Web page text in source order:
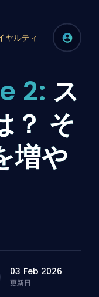
ヤルティ
2: ス
？ そ
増や
03 Feb 2026
更新日